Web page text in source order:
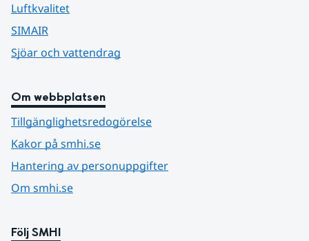
Luftkvalitet
SIMAIR
Sjöar och vattendrag
Om webbplatsen
Tillgänglighetsredogörelse
Kakor på smhi.se
Hantering av personuppgifter
Om smhi.se
Följ SMHI